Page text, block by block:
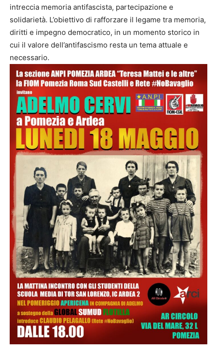
intreccia memoria antifascista, partecipazione e
solidarietà. L’obiettivo di rafforzare il legame tra memoria,
diritti e impegno democratico, in un momento storico in
cui il valore dell’antifascismo resta un tema attuale e
necessario.